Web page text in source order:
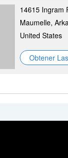
14615 Ingram
Maumelle,
United States
Obtener